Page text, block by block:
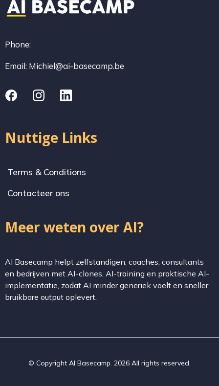
Phone:
Email: Michiel@ai-basecamp.be
Nuttige Links
Terms & Conditions
Contacteer ons
Meer weten over AI?
AI Basecamp helpt zelfstandigen, coaches, consultants
en bedrijven met AI-clones, AI-training en praktische AI-
implementatie, zodat AI minder generiek voelt en sneller
bruikbare output oplevert.
© Copyright AI Basecamp. 2026 All rights reserved.